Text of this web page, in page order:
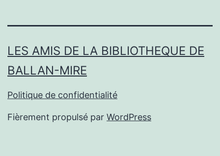
LES AMIS DE LA BIBLIOTHEQUE DE
BALLAN-MIRE
Politique de confidentialité
Fièrement propulsé par WordPress